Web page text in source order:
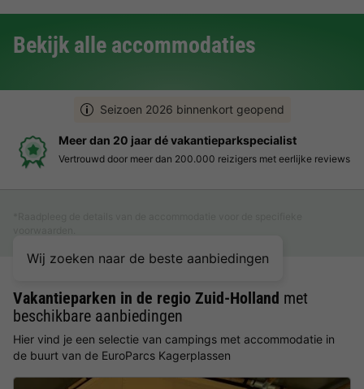
Bekijk alle accommodaties
Seizoen 2026 binnenkort geopend
vakantieparkspecialist
200.000 reizigers met eerlijke reviews
Boek eenvoudig
Duidelijke prijzen,
Wij zoeken naar de beste aanbiedingen
Vakantieparken in de regio Zuid-Holland met
beschikbare aanbiedingen
Hier vind je een selectie van campings met accommodatie in
de buurt van de EuroParcs Kagerplassen